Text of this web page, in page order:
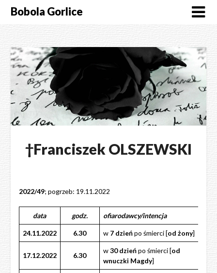
SkipBobola Gorlice
†Franciszek OLSZEWSKI
2022/49; pogrzeb: 19.11.2022
data godz. ofiarodawcy/intencja
24.11.2022 6.30 w 7 dzieńpo śmierci [od żony]
17.12.2022 6.30
w30 dzieńpo śmierci [od
wnuczki Magdy]